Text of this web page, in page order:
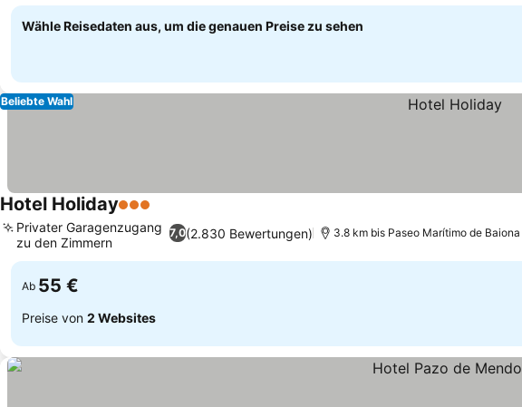
Wähle Reisedaten aus, um die genauen Preise zu sehen
Beliebte Wahl
Hotel Holiday3 Sterne
7,0(2.830 Bewertungen)
Privater Garagenzugang
zu den Zimmern
3.8 km bis Paseo Marítimo de Baiona
Ab 55 €
Preise von 2 Websites